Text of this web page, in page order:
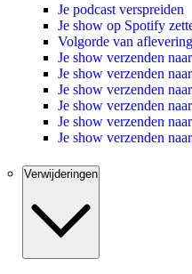
Je podcast verspreiden
Je show op Spotify
Volgorde van
Je show verzenden
Je show verzenden
Je show verzenden
Je show verzenden
Je show verzenden
Je show verzenden
Verwijderingen